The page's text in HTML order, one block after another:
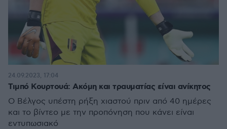
Τιμπό Κουρτουά: Ακόμη και τραυματίας είναι ανίκητος
Ο Βέλγος υπέστη ρήξη χιαστού πριν από 40 ημέρες
και το βίντεο με την προπόνηση που κάνει είναι
εντυπωσιακό
24.09.2023, 17:04